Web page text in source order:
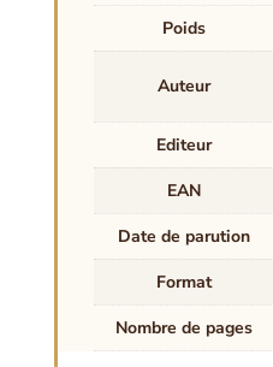
Poids
Auteur
Editeur
EAN
Date de parution
Format
Nombre de pages